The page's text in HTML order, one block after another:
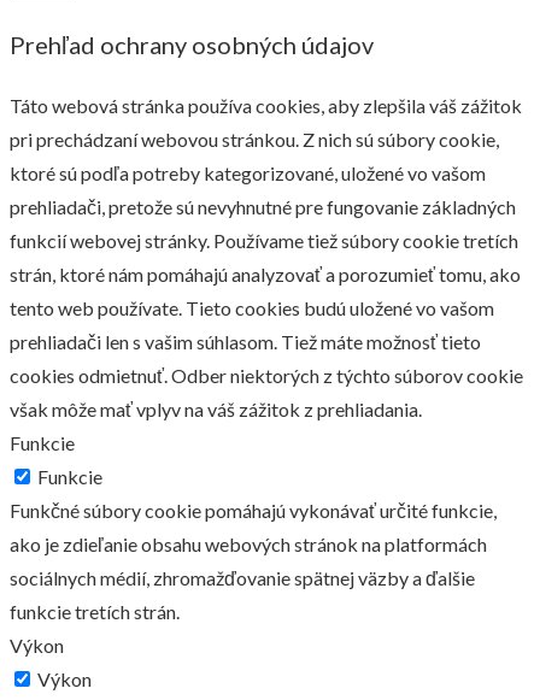
Prehľad ochrany osobných údajov
Táto webová stránka používa cookies, aby zlepšila váš zážitok
pri prechádzaní webovou stránkou. Z nich sú súbory cookie,
ktoré sú podľa potreby kategorizované, uložené vo vašom
prehliadači, pretože sú nevyhnutné pre fungovanie základných
funkcií webovej stránky. Používame tiež súbory cookie tretích
strán, ktoré nám pomáhajú analyzovať a porozumieť tomu, ako
tento web používate. Tieto cookies budú uložené vo vašom
prehliadači len s vašim súhlasom. Tiež máte možnosť tieto
cookies odmietnuť. Odber niektorých z týchto súborov cookie
však môže mať vplyv na váš zážitok z prehliadania.
Funkcie
Funkcie
Funkčné súbory cookie pomáhajú vykonávať určité funkcie,
ako je zdieľanie obsahu webových stránok na platformách
sociálnych médií, zhromažďovanie spätnej väzby a ďalšie
funkcie tretích strán.
Výkon
Výkon